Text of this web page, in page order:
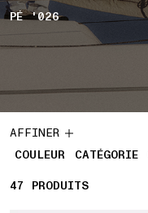
PÉ '026
AFFINER
COULEUR
CATÉGORIE
47 47 PRODUITS
PRODUITS